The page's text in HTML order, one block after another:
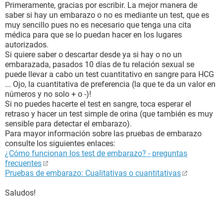
Primeramente, gracias por escribir. La mejor manera de
saber si hay un embarazo o no es mediante un test, que es
muy sencillo pues no es necesario que tenga una cita
médica para que se lo puedan hacer en los lugares
autorizados.
Si quiere saber o descartar desde ya si hay o no un
embarazada, pasados 10 días de tu relación sexual se
puede llevar a cabo un test cuantitativo en sangre para HCG
... Ojo, la cuantitativa de preferencia (la que te da un valor en
números y no solo + o -)!
Si no puedes hacerte el test en sangre, toca esperar el
retraso y hacer un test simple de orina (que también es muy
sensible para detectar el embarazo).
Para mayor información sobre las pruebas de embarazo
consulte los siguientes enlaces:
¿Cómo funcionan los test de embarazo? - preguntas
frecuentes
Pruebas de embarazo: Cualitativas o cuantitativas
Saludos!